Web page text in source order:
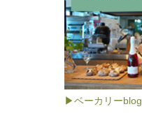
▶ベーカリーblog